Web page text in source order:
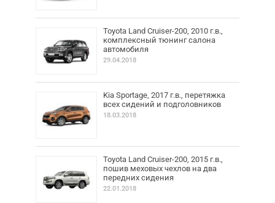
Toyota Land Cruiser-200, 2010 г.в.,
комплексный тюнинг салона
автомобиля
29.04.2018
Kia Sportage, 2017 г.в., перетяжка
всех сидений и подголовников
18.03.2018
Toyota Land Cruiser-200, 2015 г.в.,
пошив меховых чехлов на два
передних сидения
22.01.2018